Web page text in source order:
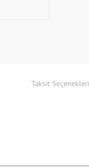
Taksit Seçenekleri